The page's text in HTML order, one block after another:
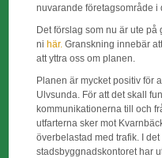
nuvarande företagsområde i
Det förslag som nu är ute på
nihär. Granskning innebär
att yttra oss om planen.
Planen är mycket positiv för
Ulvsunda. För att det skall
kommunikationerna till och
utfarterna sker mot
överbelastad med trafik. I
stadsbyggnadskontoret har